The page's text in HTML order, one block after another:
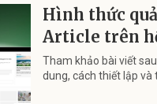
Hình thức
Article trên
Tham khảo bài viết
dung, cách thiết lập và